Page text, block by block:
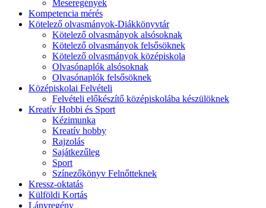
Meseregények
Kompetencia mérés
Kötelező olvasmányok-Diákkönyvtár
Kötelező olvasmányok alsósoknak
Kötelező olvasmányok felsősöknek
Kötelező olvasmányok középiskola
Olvasónaplók alsósoknak
Olvasónaplók felsősöknek
Középiskolai Felvételi
Felvételi előkészítő középiskolába készülöknek
Kreatív Hobbi és Sport
Kézimunka
Kreatív hobby
Rajzolás
Sajátkezűleg
Sport
Színezőkönyv Felnőtteknek
Kressz-oktatás
Külföldi Kortás
Lányregény